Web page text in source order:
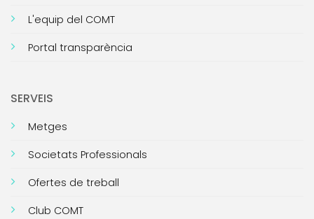
L'equip del COMT
Portal transparència
SERVEIS
Metges
Societats Professionals
Ofertes de treball
Club COMT